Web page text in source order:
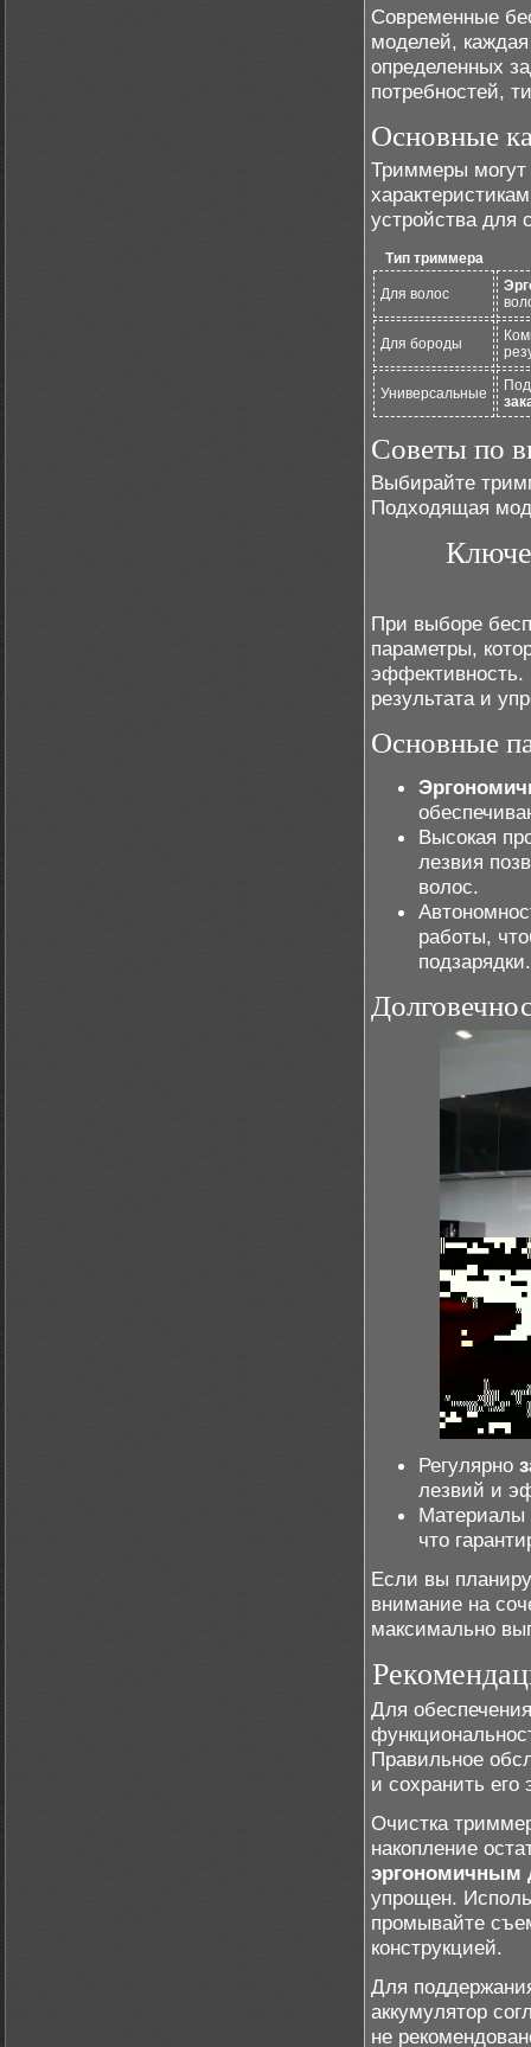
Современные
моделей,
определенных
потребностей,
Основные
Триммеры могут
устройства для
Тип триммера
Для волос
Для бороды
Универсальные
Советы по
Выбирайте
Подходящая
При выборе
параметры,
эффективность.
результата и
Основные
Высокая
лезвия
волос.
работы,
подзарядки.
Регулярно
лезвий и
Материалы
что
Если вы
внимание на
максимально
Для
Правильное
и сохранить
Очистка
накопление
эргономичным
упрощен.
промывайте
конструкцией.
Для
аккумулятор
не